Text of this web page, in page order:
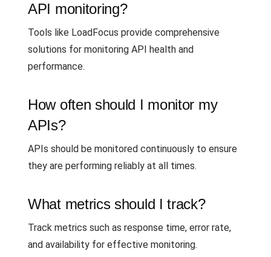
API monitoring?
Tools like LoadFocus provide comprehensive
solutions for monitoring API health and
performance.
How often should I monitor my
APIs?
APIs should be monitored continuously to ensure
they are performing reliably at all times.
What metrics should I track?
Track metrics such as response time, error rate,
and availability for effective monitoring.